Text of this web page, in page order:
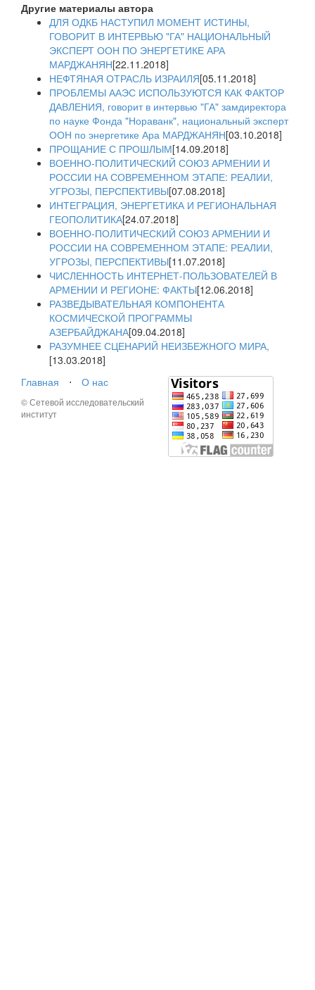
Другие материалы автора
ДЛЯ ОДКБ НАСТУПИЛ МОМЕНТ ИСТИНЫ,
ГОВОРИТ В ИНТЕРВЬЮ "ГА" НАЦИОНАЛЬНЫЙ
ЭКСПЕРТ ООН ПО ЭНЕРГЕТИКЕ АРА
МАРДЖАНЯН[22.11.2018]
НЕФТЯНАЯ ОТРАСЛЬ ИЗРАИЛЯ[05.11.2018]
ПРОБЛЕМЫ ААЭС ИСПОЛЬЗУЮТСЯ КАК ФАКТОР
ДАВЛЕНИЯ, говорит в интервью "ГА" замдиректора
по науке Фонда "Нораванк", национальный эксперт
ООН по энергетике Ара МАРДЖАНЯН[03.10.2018]
ПРОЩАНИЕ С ПРОШЛЫМ[14.09.2018]
ВОЕННО-ПОЛИТИЧЕСКИЙ СОЮЗ АРМЕНИИ И
РОССИИ НА СОВРЕМЕННОМ ЭТАПЕ: РЕАЛИИ,
УГРОЗЫ, ПЕРСПЕКТИВЫ[07.08.2018]
ИНТЕГРАЦИЯ, ЭНЕРГЕТИКА И РЕГИОНАЛЬНАЯ
ГЕОПОЛИТИКА[24.07.2018]
ВОЕННО-ПОЛИТИЧЕСКИЙ СОЮЗ АРМЕНИИ И
РОССИИ НА СОВРЕМЕННОМ ЭТАПЕ: РЕАЛИИ,
УГРОЗЫ, ПЕРСПЕКТИВЫ[11.07.2018]
ЧИСЛЕННОСТЬ ИНТЕРНЕТ-ПОЛЬЗОВАТЕЛЕЙ В
АРМЕНИИ И РЕГИОНЕ: ФАКТЫ[12.06.2018]
РАЗВЕДЫВАТЕЛЬНАЯ КОМПОНЕНТА
КОСМИЧЕСКОЙ ПРОГРАММЫ
АЗЕРБАЙДЖАНА[09.04.2018]
РАЗУМНЕЕ СЦЕНАРИЙ НЕИЗБЕЖНОГО МИРА,
[13.03.2018]
Главная
⋅ О нас
© Сетевой исследовательский
институт